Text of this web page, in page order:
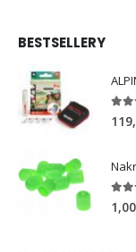
BESTSELLERY
5.00
1,00